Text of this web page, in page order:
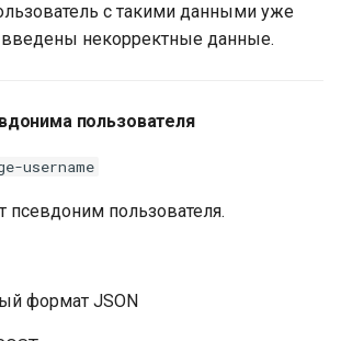
с такими данными уже
введены некорректные данные.
пользователя
username
псевдоним пользователя.
формат JSON